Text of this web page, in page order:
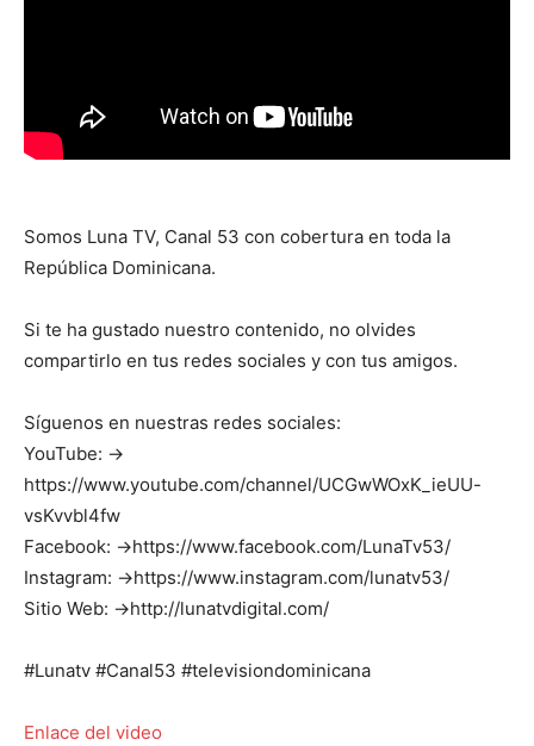
Somos Luna TV, Canal 53 con cobertura en toda la
República Dominicana.
Si te ha gustado nuestro contenido, no olvides
compartirlo en tus redes sociales y con tus amigos.
Síguenos en nuestras redes sociales:
YouTube: →
https://www.youtube.com/channel/UCGwWOxK_ieUU-
vsKvvbl4fw
Facebook: →https://www.facebook.com/LunaTv53/
Instagram: →https://www.instagram.com/lunatv53/
Sitio Web: →http://lunatvdigital.com/
#Lunatv #Canal53 #televisiondominicana
Enlace del video